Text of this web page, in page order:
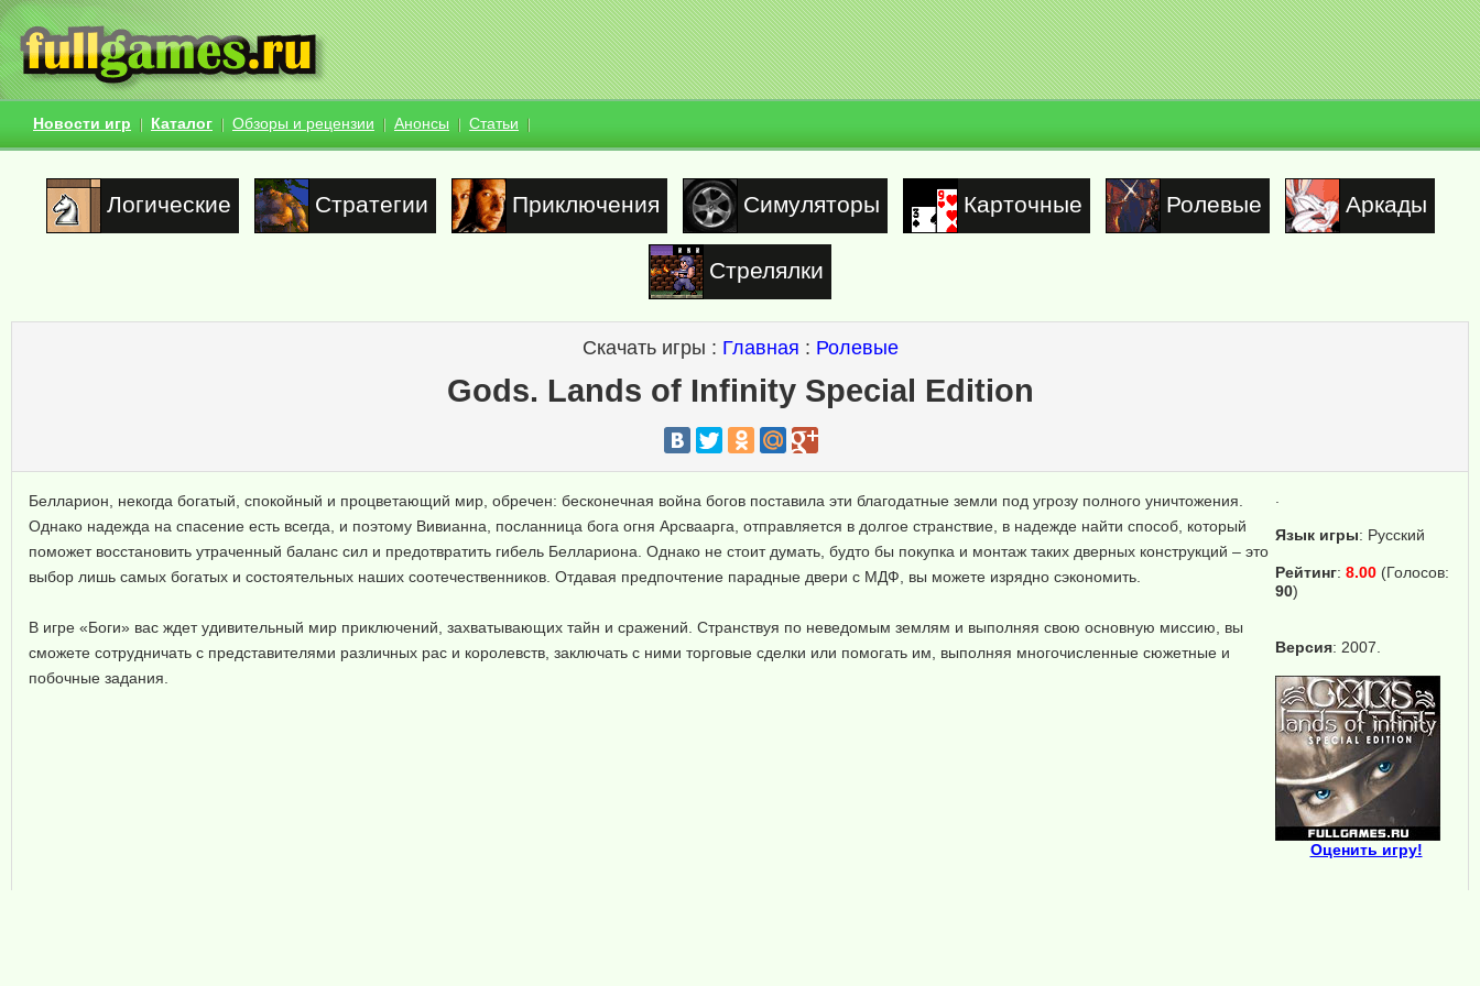
Новости игр Каталог Обзоры и рецензии Анонсы Статьи
Логические Стратегии Приключения Симуляторы Карточные Ролевые Аркады
Стрелялки
Скачать игры : Главная : Ролевые
Gods. Lands of Infinity Special Edition
Язык игры: Русский
Рейтинг: 8.00 (Голосов:
90)
Версия: 2007.
Оценить игру!
Белларион, некогда богатый, спокойный и процветающий мир, обречен: бесконечная война богов поставила эти благодатные земли под угрозу полного уничтожения.
Однако надежда на спасение есть всегда, и поэтому Вивианна, посланница бога огня Арсваарга, отправляется в долгое странствие, в надежде найти способ, который
поможет восстановить утраченный баланс сил и предотвратить гибель Беллариона. Однако не стоит думать, будто бы покупка и монтаж таких дверных конструкций – это
выбор лишь самых богатых и состоятельных наших соотечественников. Отдавая предпочтение парадные двери с МДФ, вы можете изрядно сэкономить.
В игре «Боги» вас ждет удивительный мир приключений, захватывающих тайн и сражений. Странствуя по неведомым землям и выполняя свою основную миссию, вы
сможете сотрудничать с представителями различных рас и королевств, заключать с ними торговые сделки или помогать им, выполняя многочисленные сюжетные и
побочные задания.